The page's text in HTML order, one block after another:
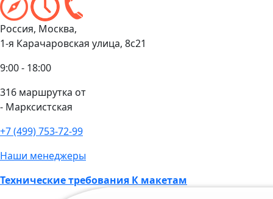
Россия, Москва,
1-я Карачаровская улица, 8с21
9:00 - 18:00
316 маршрутка от
- Марксистская
+7 (499) 753-72-99
Наши менеджеры
Технические требования К макетам